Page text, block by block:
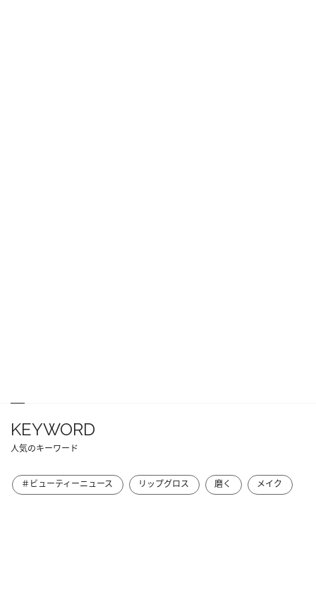
KEYWORD
人気のキーワード
＃ビューティーニュース リップグロス 磨く メイク